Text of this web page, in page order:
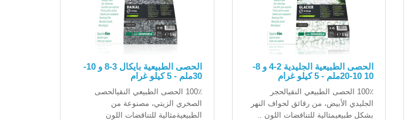
الحصى الطبيعية الجليدية 2-4 و 8-
10 10-20ملم - 5 كيلو غرام
100٪ الحصى الطبيعي النقيالحجر
الجليدي الأبيض، من رقائق لحواف النهر
بشكل طبيعيمثالية للتناقضات اللون ..
الحصى الطبيعية بايكال 3-8 و 10-
30ملم - 5 كيلو غرام
100٪ الحصى الطبيعي النقيالحصى
الصخري الزيتي، مصنوعة من
الطبيعيةمثالية للتناقضات اللون